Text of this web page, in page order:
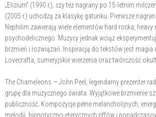
„Elizium” (1990 r.), czy też nagrany po 15-letnim
(2005 r.) uchodzą za klasykę gatunku. Pierwsze
Nephilim zawierają wiele elementów hard rocka, heavy
psychodelicznego. Muzycy jednak wciąż
brzmień i rozwiązań. Inspiracją do tekstów jest magia
Lovecrafta, sumeryjskie wierzenia oraz twórczość
The Chameleons — John Peel, legendarny prezenter
grupę dla muzycznego świata. Wyjątkowe brzmienie
publiczność. Kompozycje pełne melancholijnych,
melodii, hipnotyczno-eterycznych riffów i